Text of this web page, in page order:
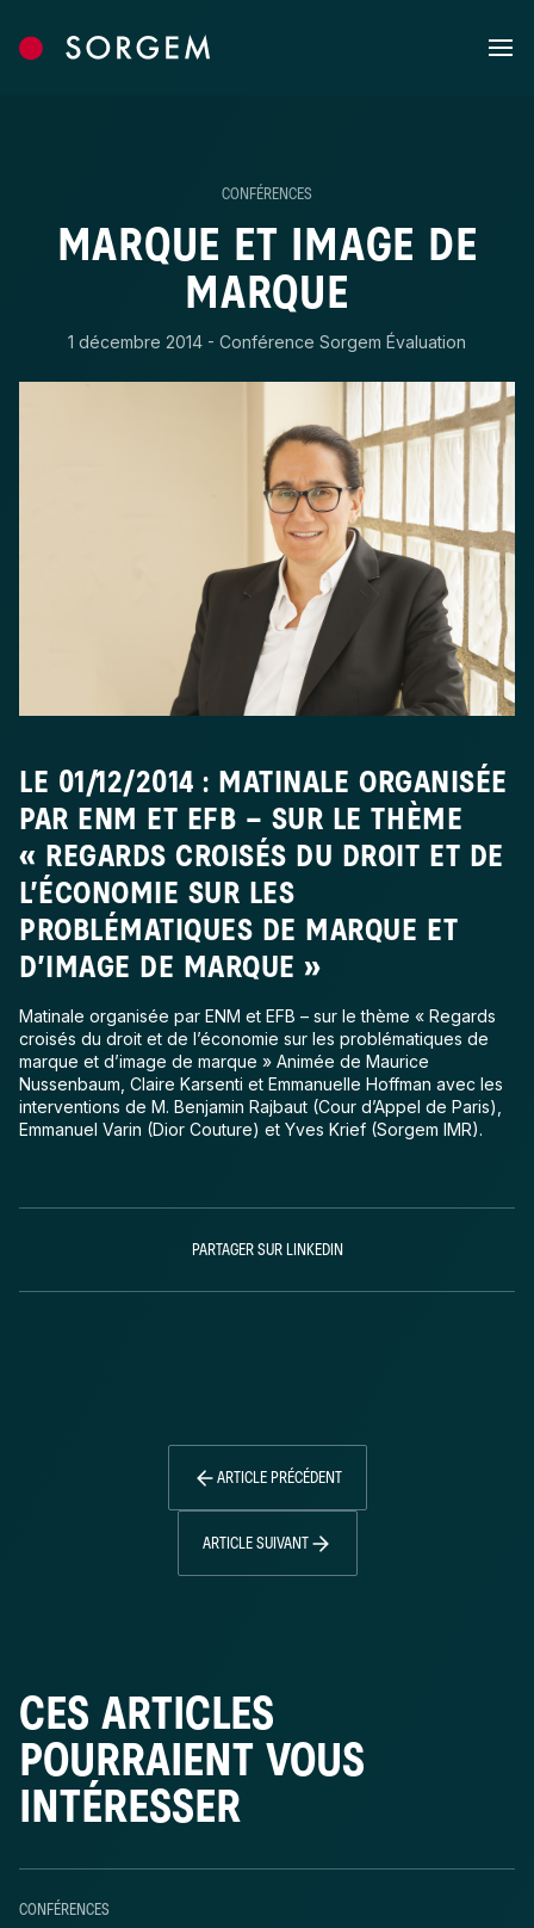
CONFÉRENCES
MARQUE ET IMAGE DE
MARQUE
1 décembre 2014 - Conférence Sorgem Évaluation
LE 01/12/2014 : MATINALE ORGANISÉE
PAR ENM ET EFB – SUR LE THÈME
« REGARDS CROISÉS DU DROIT ET DE
L’ÉCONOMIE SUR LES
PROBLÉMATIQUES DE MARQUE ET
D’IMAGE DE MARQUE »
Matinale organisée par ENM et EFB – sur le thème « Regards
croisés du droit et de l’économie sur les problématiques de
marque et d’image de marque » Animée de Maurice
Nussenbaum, Claire Karsenti et Emmanuelle Hoffman avec les
interventions de M. Benjamin Rajbaut (Cour d’Appel de Paris),
Emmanuel Varin (Dior Couture) et Yves Krief (Sorgem IMR).
PARTAGER SUR LINKEDIN
ARTICLE PRÉCÉDENT
ARTICLE SUIVANT
CES ARTICLES
POURRAIENT VOUS
INTÉRESSER
CONFÉRENCES